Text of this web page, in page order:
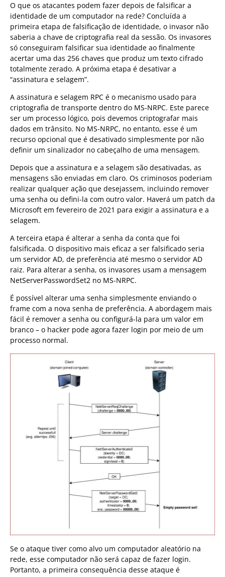
O que os atacantes podem fazer depois de falsificar a
identidade de um computador na rede? Concluída a
primeira etapa de falsificação de identidade, o invasor não
saberia a chave de criptografia real da sessão. Os invasores
só conseguiram falsificar sua identidade ao finalmente
acertar uma das 256 chaves que produz um texto cifrado
totalmente zerado. A próxima etapa é desativar a
“assinatura e selagem”.
A assinatura e selagem RPC é o mecanismo usado para
criptografia de transporte dentro do MS-NRPC. Este parece
ser um processo lógico, pois devemos criptografar mais
dados em trânsito. No MS-NRPC, no entanto, esse é um
recurso opcional que é desativado simplesmente por não
definir um sinalizador no cabeçalho de uma mensagem.
Depois que a assinatura e a selagem são desativadas, as
mensagens são enviadas em claro. Os criminosos poderiam
realizar qualquer ação que desejassem, incluindo remover
uma senha ou defini-la com outro valor. Haverá um patch da
Microsoft em fevereiro de 2021 para exigir a assinatura e a
selagem.
A terceira etapa é alterar a senha da conta que foi
falsificada. O dispositivo mais eficaz a ser falsificado seria
um servidor AD, de preferência até mesmo o servidor AD
raiz. Para alterar a senha, os invasores usam a mensagem
NetServerPasswordSet2 no MS-NRPC.
É possível alterar uma senha simplesmente enviando o
frame com a nova senha de preferência. A abordagem mais
fácil é remover a senha ou configurá-la para um valor em
branco – o hacker pode agora fazer login por meio de um
processo normal.
Se o ataque tiver como alvo um computador aleatório na
rede, esse computador não será capaz de fazer login.
Portanto, a primeira consequência desse ataque é